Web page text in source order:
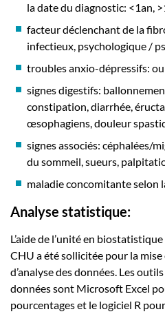
la date du diagnostic: <1an,
facteur déclenchant de la
infectieux, psychologique /
troubles anxio-dépressifs:
signes digestifs:
constipation, diarrhée,
œsophagiens, douleur
signes associés: céphalées/
du sommeil, sueurs,
maladie concomitante selon
Analyse statistique:
L’aide de l’unité en
CHU a été sollicitée pour la
d’analyse des données. Les
données sont Microsoft Excel
pourcentages et le logiciel R